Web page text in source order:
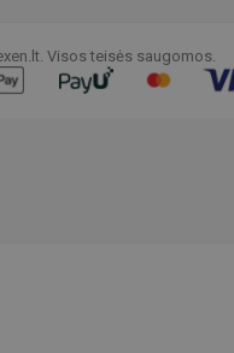
Visos teisės saugomos.